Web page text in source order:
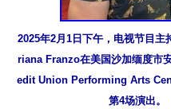
2025年2月1日下午，电视节目
riana Franzo在美国沙加缅度市
edit Union Performing Arts
第4场演出。